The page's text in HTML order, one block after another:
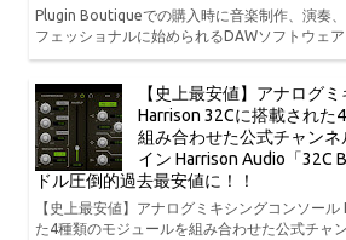
Plugin Boutiqueでの購入時に音楽制作、演奏
フェッショナルに始められるDAWソフトウェ
【史上最安値】アナログ
Harrison 32Cに搭載された
組み合わせた公式チャン
イン Harrison Audio「32C
ドル圧倒的過去最安値に！！
【史上最安値】アナログミキシングコンソー
た4種類のモジュールを組み合わせた公式チャ